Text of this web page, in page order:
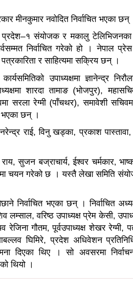
मीनकुमार नवोदित निर्वाचित भएका छन्
प्रदेश–१ संयोजक र मकालु
निर्वाचित गरेको हो । नेपाल
र साहित्यमा सक्रिय छन् ।
उपाध्यक्षमा ज्ञानेन्द्र
शारदा तामाङ (भोजपुर),
सरला रेग्मी (पाँचथर), समावेशी
भएका छन् ।
राई, विनु खड्का, प्रकाश
सुजन बज्राचार्य, ईश्वर चर्मकार,
चयन गरेको छ । यस्तै लेखा समिति
निर्वाचित भएका छन् । निर्वाचित
लम्साल, वरिष्ठ उपाध्यक्ष प्रेम केसी,
गौतम, पूर्वउपाध्यक्ष शेखर रेग्मी,
घिमिरे, प्रदेश अधिवेशन प्रतिनिधि
दिएका थिए । सो अवसरमा
थियो ।